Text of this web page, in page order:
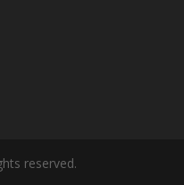
reserved.